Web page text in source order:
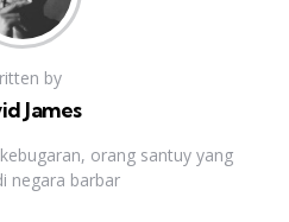
by
James
orang santuy yang
negara barbar